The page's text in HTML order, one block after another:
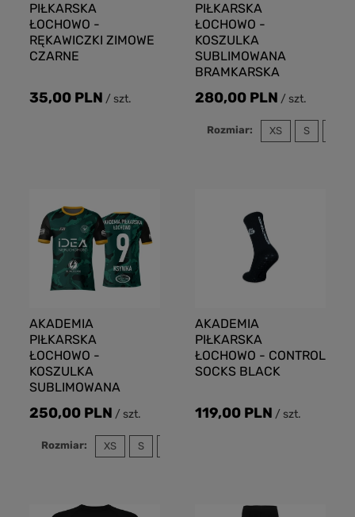
PIŁKARSKA
ŁOCHOWO -
RĘKAWICZKI ZIMOWE
CZARNE
35,00 PLN /szt.
PIŁKARSKA
ŁOCHOWO -
KOSZULKA
SUBLIMOWANA
BRAMKARSKA
280,00 PLN /szt.
Rozmiar: XS S
AKADEMIA
PIŁKARSKA
ŁOCHOWO -
KOSZULKA
SUBLIMOWANA
250,00 PLN /szt.
Rozmiar: XS S
AKADEMIA
PIŁKARSKA
ŁOCHOWO - CONTROL
SOCKS BLACK
119,00 PLN /szt.